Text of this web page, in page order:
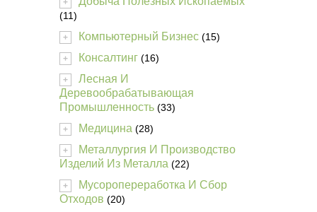
+
(11)
+ Компьютерный Бизнес (15)
+ Консалтинг (16)
+
Лесная И
Деревообрабатывающая
Промышленность (33)
+ Медицина (28)
+
Металлургия И Производство
Изделий Из Металла (22)
+
Мусоропереработка И Сбор
Отходов (20)